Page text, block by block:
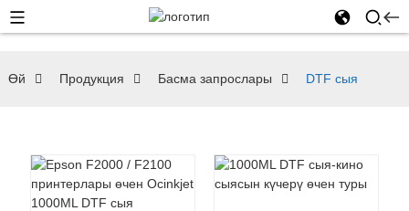
Өй Продукция Басма запрослары DTF сыя